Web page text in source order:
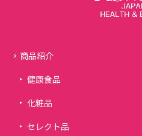
商品紹介
健康食品
化粧品
セレクト品